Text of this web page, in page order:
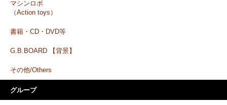
マシンロボ
（Action toys）
書籍・CD・DVD等
G.B.BOARD 【背景】
その他/Others
グループ